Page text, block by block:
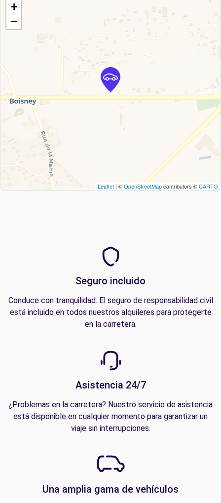
+
−
Leaflet | ©OpenStreetMapcontributors ©CARTO
Seguro incluido
Conduce con tranquilidad. El seguro de responsabilidad civil
está incluido en todos nuestros alquileres para protegerte
en la carretera.
Asistencia 24/7
¿Problemas en la carretera? Nuestro servicio de asistencia
está disponible en cualquier momento para garantizar un
viaje sin interrupciones.
Una amplia gama de vehículos